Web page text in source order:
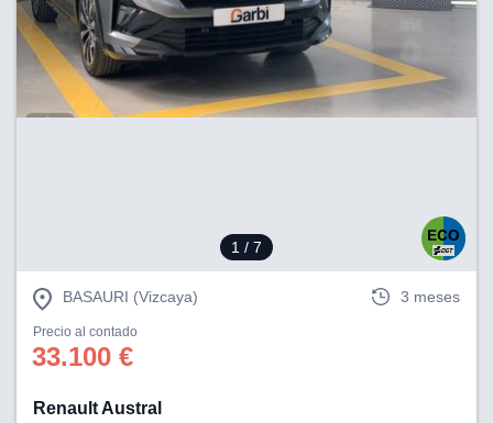
1 / 7
BASAURI (Vizcaya) 3 meses
Precio al contado
33.100 €
Renault Austral